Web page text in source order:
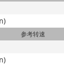
参考转速